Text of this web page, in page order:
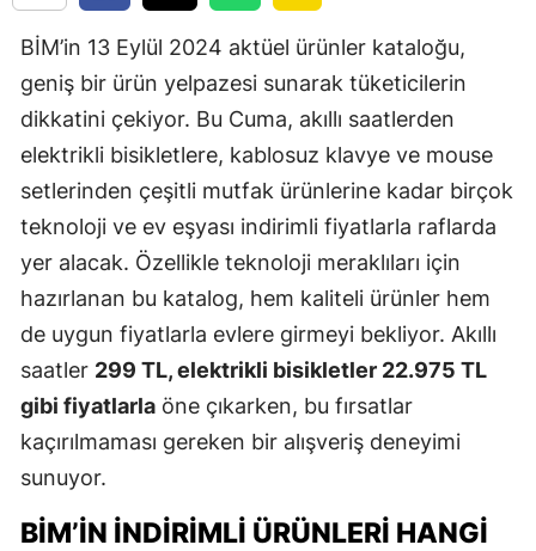
BİM’in 13 Eylül 2024 aktüel ürünler kataloğu,
geniş bir ürün yelpazesi sunarak tüketicilerin
dikkatini çekiyor. Bu Cuma, akıllı saatlerden
elektrikli bisikletlere, kablosuz klavye ve mouse
setlerinden çeşitli mutfak ürünlerine kadar birçok
teknoloji ve ev eşyası indirimli fiyatlarla raflarda
yer alacak. Özellikle teknoloji meraklıları için
hazırlanan bu katalog, hem kaliteli ürünler hem
de uygun fiyatlarla evlere girmeyi bekliyor. Akıllı
saatler 299 TL, elektrikli bisikletler 22.975 TL
gibi fiyatlarla öne çıkarken, bu fırsatlar
kaçırılmaması gereken bir alışveriş deneyimi
sunuyor.
BİM’IN INDIRIMLI ÜRÜNLERI HANGI